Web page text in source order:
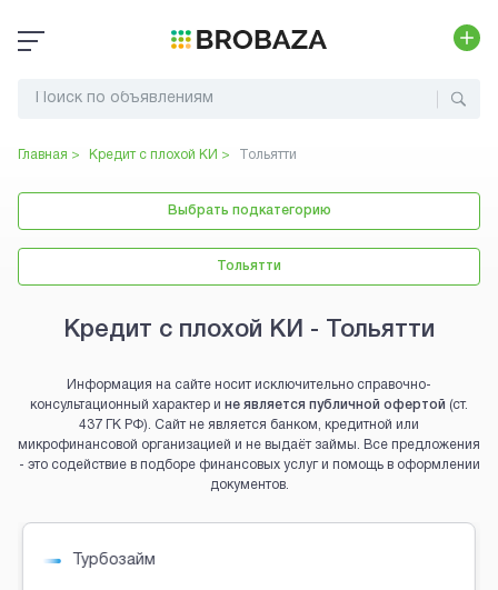
Главная > Кредит с плохой КИ > Тольятти
Выбрать подкатегорию
Тольятти
Кредит с плохой КИ - Тольятти
Информация на сайте носит исключительно справочно-
консультационный характер и не является публичной офертой (ст.
437 ГК РФ). Сайт не является банком, кредитной или
микрофинансовой организацией и не выдаёт займы. Все предложения
- это содействие в подборе финансовых услуг и помощь в оформлении
документов.
Brobaza - VIP-объявления
До зарплаты